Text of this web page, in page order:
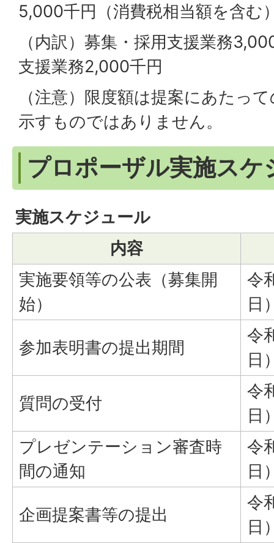
5,000千円（消費税相当額を含む
（内訳）募集・採用支援業務
支援業務2,000千円
（注意）限度額は提案にあたっ
示すものではありません。
プロポーザル実施スケ
実施スケジュール
内容
実施要領等の公表（募集開
始）
令
日
参加表明書の提出期間
令
日
質問の受付
令
日
プレゼンテーション審査時
間の通知
令
日
企画提案書等の提出
令
日